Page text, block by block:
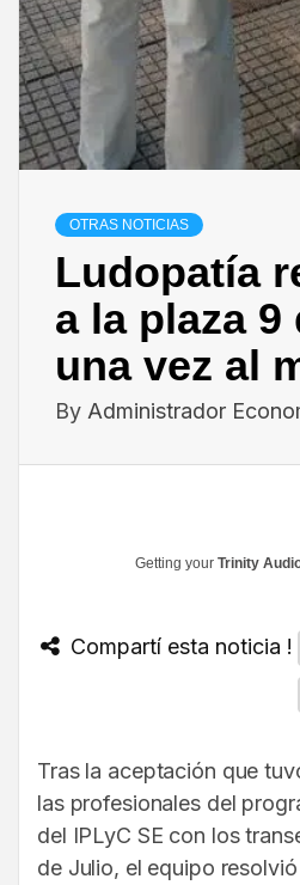
OTRAS NOTICIAS
Ludopatía
a la plaza 9
una vez al
By Administrador
Getting your Trinity
Compartí esta noticia !
Tras la aceptación que
las profesionales del
del IPLyC SE con los
de Julio, el equipo